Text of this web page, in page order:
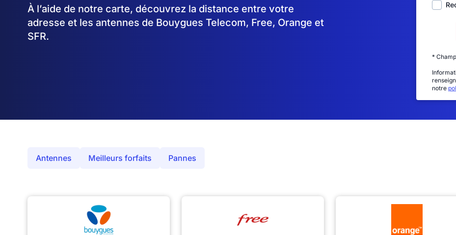
À l’aide de notre carte, découvrez la distance entre votre
adresse et les antennes de Bouygues Telecom, Free, Orange et
SFR.
*
notre
Antennes Meilleurs forfaits Pannes